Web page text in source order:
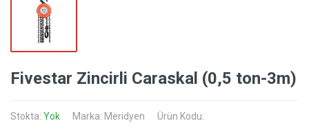
Fivestar Zincirli Caraskal (0,5 ton-3m)
Stokta: Yok Marka: Meridyen Ürün Kodu: